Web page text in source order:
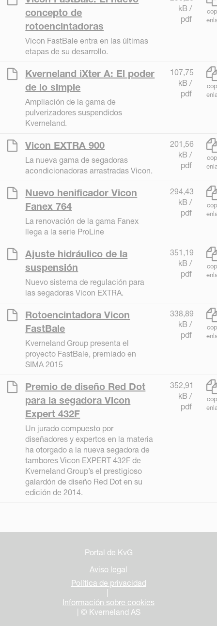
concepto de
rotoencintadoras
Vicon FastBale entra en las últimas
etapas de su desarrollo.
kB /
pdf
Kverneland iXter A: El poder
de lo simple
Ampliación de la gama de
pulverizadores suspendidos
Kverneland.
107,75
kB /
pdf
Vicon EXTRA 900
La nueva gama de segadoras
acondicionadoras arrastradas Vicon.
201,56
kB /
pdf
Nuevo henificador Vicon
Fanex 764
La renovación de la gama Fanex
llega a la serie ProLine
294,43
kB /
pdf
Ajuste hidráulico de la
suspensión
Nuevo sistema de regulación para
las segadoras Vicon EXTRA.
351,19
kB /
pdf
Rotoencintadora Vicon
FastBale
Kverneland Group presenta el
proyecto FastBale, premiado en
SIMA 2015
338,89
kB /
pdf
Premio de diseño Red Dot
para la segadora Vicon
Expert 432F
Un jurado compuesto por
diseñadores y expertos en la materia
ha otorgado a la nueva segadora de
tambores Vicon EXPERT 432F de
Kverneland Group’s el prestigioso
galardón de diseño Red Dot en su
edición de 2014.
352,91
kB /
pdf
Portal de KvG
Aviso legal
Política de privacidad
Información sobre cookies
| © Kverneland AS